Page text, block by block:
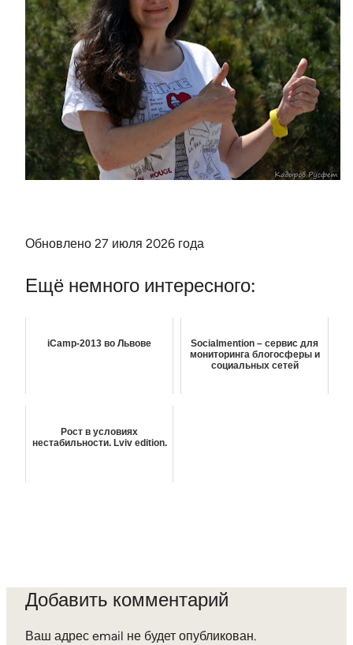
Обновлено 27 июля 2026 года
Ещё немного интересного:
iCamp-2013 во Львове
Socialmention – сервис для
мониторинга блогосферы и
социальных сетей
Рост в условиях
нестабильности. Lviv edition.
Добавить комментарий
Ваш адрес email не будет опубликован.